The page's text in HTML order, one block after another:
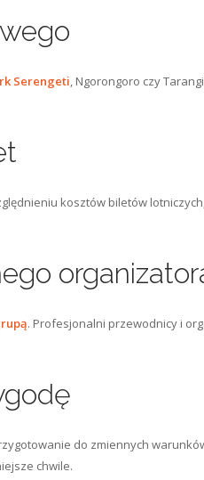
Serengeti, Ngorongoro czy
kosztów biletów
. Profesjonalni przewodnicy i
do zmiennych
chwile.